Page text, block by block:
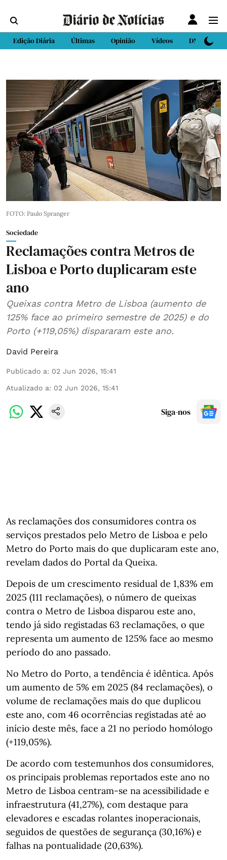
Edição Diária Últimas Opinião Vídeos DN Sport
FOTO: Paulo Spranger
Sociedade
Reclamações contra Metros de
Lisboa e Porto duplicaram este
ano
Queixas contra Metro de Lisboa (aumento de
125% face ao primeiro semestre de 2025) e do
Porto (+119,05%) dispararam este ano.
David Pereira
Publicado a: 02 Jun 2026, 15:41
Atualizado a: 02 Jun 2026, 15:41
Siga-nos
As reclamações dos consumidores contra os
serviços prestados pelo Metro de Lisboa e pelo
Metro do Porto mais do que duplicaram este ano,
revelam dados do Portal da Queixa.
Depois de um crescimento residual de 1,83% em
2025 (111 reclamações), o número de queixas
contra o Metro de Lisboa disparou este ano,
tendo já sido registadas 63 reclamações, o que
representa um aumento de 125% face ao mesmo
período do ano passado.
No Metro do Porto, a tendência é idêntica. Após
um aumento de 5% em 2025 (84 reclamações), o
volume de reclamações mais do que duplicou
este ano, com 46 ocorrências registadas até ao
início deste mês, face a 21 no período homólogo
(+119,05%).
De acordo com testemunhos dos consumidores,
os principais problemas reportados este ano no
Metro de Lisboa centram-se na acessibilidade e
infraestrutura (41,27%), com destaque para
elevadores e escadas rolantes inoperacionais,
seguidos de questões de segurança (30,16%) e
falhas na pontualidade (20,63%).